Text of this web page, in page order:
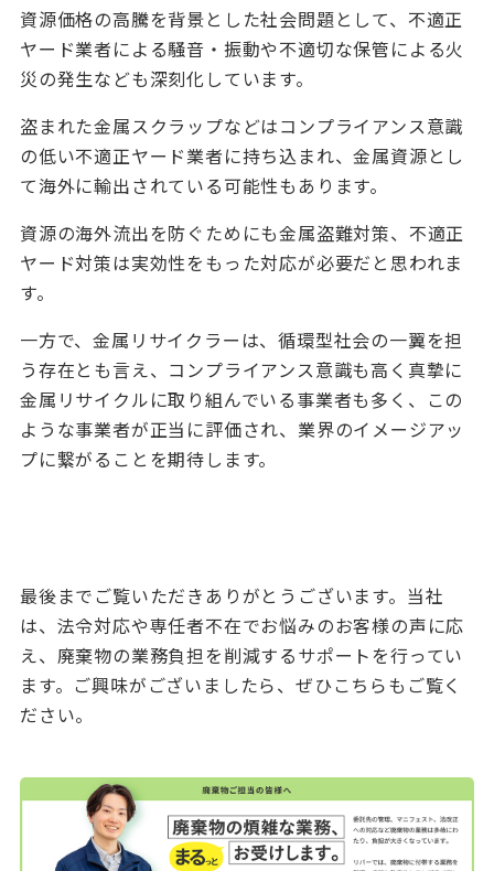
資源価格の高騰を背景とした社会問題として、不適正
ヤード業者による騒音・振動や不適切な保管による火
災の発生なども深刻化しています。
盗まれた金属スクラップなどはコンプライアンス意識
の低い不適正ヤード業者に持ち込まれ、金属資源とし
て海外に輸出されている可能性もあります。
資源の海外流出を防ぐためにも金属盗難対策、不適正
ヤード対策は実効性をもった対応が必要だと思われま
す。
一方で、金属リサイクラーは、循環型社会の一翼を担
う存在とも言え、コンプライアンス意識も高く真摯に
金属リサイクルに取り組んでいる事業者も多く、この
ような事業者が正当に評価され、業界のイメージアッ
プに繋がることを期待します。
最後までご覧いただきありがとうございます。当社
は、法令対応や専任者不在でお悩みのお客様の声に応
え、廃棄物の業務負担を削減するサポートを行ってい
ます。ご興味がございましたら、ぜひこちらもご覧く
ださい。